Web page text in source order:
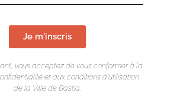
Je m'inscris
vous acceptez de vous conformer à la
et aux conditions d’utilisation
de la Ville de Bastia.